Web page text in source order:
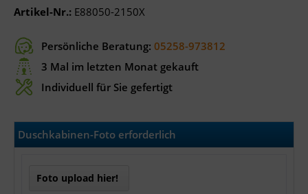
Artikel-Nr.: E88050-2150X
Persönliche Beratung: 05258-973812
3 Mal im letzten Monat gekauft
Individuell für Sie gefertigt
Duschkabinen-Foto erforderlich
Foto upload hier!